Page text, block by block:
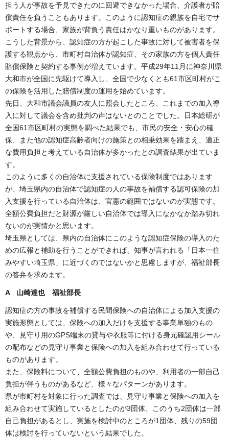
担う人が事故を予見できたのに回避できなかった場合、介護者が賠
償責任を負うこともあります。このように認知症の親族を自宅でサ
ポートする場合、家族が背負う責任はかなり重いものがあります。
こうした背景から、認知症の方が起こした事故に対して被害者を保
護する観点から、市町村自治体が認知症、その家族の方を個人責任
賠償保険と契約する事例が増えています。平成29年11月に神奈川県
大和市が全国に先駆けて導入し、全国で少なくとも61市区町村がこ
の保険を活用した賠償制度の運用を始めています。
先日、大和市議会議員の友人に照会したところ、これまでの加入導
入に対して議会を含め批判の声はないとのことでした。日本総研が
全国61市区町村の実態を調べた結果でも、市民の安全・安心の確
保、また他の認知症高齢者向けの施策との相乗効果を踏まえ、適正
な費用負担と考えている自治体が多かったとの調査結果が出ていま
す。
このように多くの自治体に支援されている保険制度ではあります
が、埼玉県内の自治体で認知症の人の事故を補償する認可保険の加
入支援を行っている自治体は、官憲の範囲ではないのが実態です。
全額公費負担だと財源が厳しい自治体では導入になかなか踏み切れ
ないのが実情かと思います。
埼玉県としては、県内の自治体にこのような認知症保険の導入のた
めの広報と補助を行うことができれば、知事が言われる「日本一住
みやすい埼玉県」に近づくのではないかと思慮しますが、福祉部長
の答弁を求めます。
A 山崎達也 福祉部長
認知症の方の事故を補償する民間保険への自治体による加入支援の
実施形態としては、保険への加入だけを支援する事業単独のもの
や、見守り用のGPS端末の貸与や衣服等に付ける身元確認用シール
の配布などの見守り事業と保険への加入を組み合わせて行っている
ものがあります。
また、保険料について、全額公費負担のものや、利用者の一部自己
負担が伴うものがあるなど、様々なパターンがあります。
県が市町村を対象に行った調査では、見守り事業と保険への加入を
組み合わせて実施しているとしたのが3団体、このうち2団体は一部
自己負担があるとし、実施を検討中のところが1団体、残りの59団
体は検討を行っていないという結果でした。